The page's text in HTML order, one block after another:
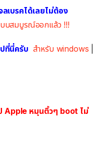
ลเบรคได้เลยไม่ต้อง
บสมบูรณ์ออกแล้ว !!!
ปที่นี่ครับ สำหรับ windows
Apple หมุนติ้วๆ boot ไม่